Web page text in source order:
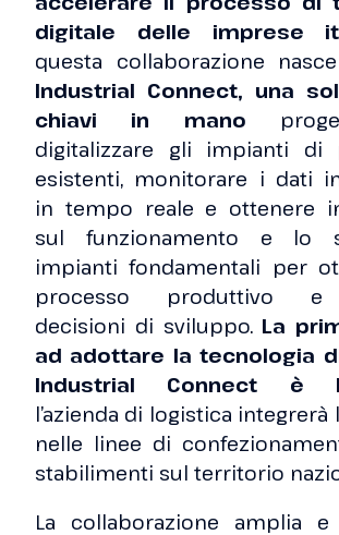
digitale delle imprese
questa collaborazione nasce
Industrial Connect, una
chiavi in mano
digitalizzare gli impianti di
esistenti, monitorare i dati
in tempo reale e ottenere
sul funzionamento e lo
impianti fondamentali per
processo produttivo e
decisioni di sviluppo. La
ad adottare la tecnologia
Industrial Connect è
l’azienda di logistica integrerà
nelle linee di
stabilimenti sul territorio
La collaborazione amplia